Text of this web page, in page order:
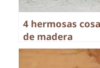
4 hermosas
de madera